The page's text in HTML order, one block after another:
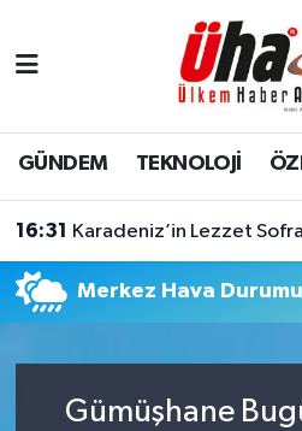
GÜNDEM TEKNOLOJİ
16:31 Karadeniz’in Lezzet
Merkez Hava Durumu
Gümüşhane
İstanbul Nöbetçi
İstanbul Hava Durumu
Tüm Manşetler